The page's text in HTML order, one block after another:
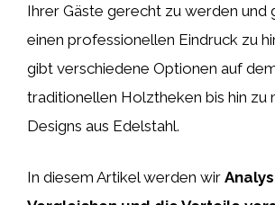
Ihrer Gäste gerecht zu werden und
einen professionellen Eindruck zu
gibt verschiedene Optionen auf
traditionellen Holztheken bis hin zu
Designs aus Edelstahl.
In diesem Artikel werden wir